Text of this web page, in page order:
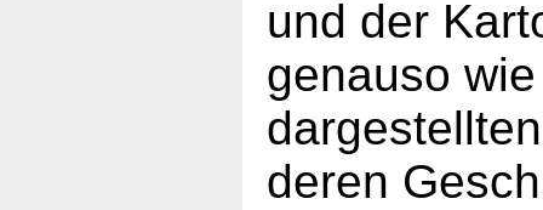
und der
genauso
deren